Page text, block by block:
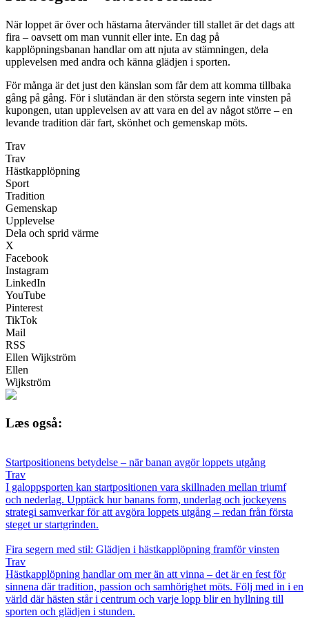
När loppet är över och hästarna återvänder till stallet är det dags att
fira – oavsett om man vunnit eller inte. En dag på
kapplöpningsbanan handlar om att njuta av stämningen, dela
upplevelsen med andra och känna glädjen i sporten.
För många är det just den känslan som får dem att komma tillbaka
gång på gång. För i slutändan är den största segern inte vinsten på
kupongen, utan upplevelsen av att vara en del av något större – en
levande tradition där fart, skönhet och gemenskap möts.
Trav
Trav
Hästkapplöpning
Sport
Tradition
Gemenskap
Upplevelse
Dela och sprid värme
X
Facebook
Instagram
LinkedIn
YouTube
Pinterest
TikTok
Mail
RSS
Ellen Wijkström
Ellen
Wijkström
Læs også:
Startpositionens betydelse – när banan avgör loppets utgång
Trav
I galoppsporten kan startpositionen vara skillnaden mellan triumf
och nederlag. Upptäck hur banans form, underlag och jockeyens
strategi samverkar för att avgöra loppets utgång – redan från första
steget ur startgrinden.
Fira segern med stil: Glädjen i hästkapplöpning framför vinsten
Trav
Hästkapplöpning handlar om mer än att vinna – det är en fest för
sinnena där tradition, passion och samhörighet möts. Följ med in i en
värld där hästen står i centrum och varje lopp blir en hyllning till
sporten och glädjen i stunden.